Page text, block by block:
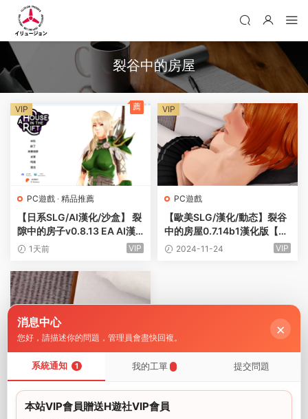
裂谷中的房屋
PC遊戲 · 精品推薦
【日系SLG/AI漢化/沙盒】 裂
隙中的房子v0.8.13 EA AI漢
化版【PC/11.2G/更新】A Ho
(别名:裂谷中的房屋)
1天前 VIP
VIP 薦
PC遊戲
【歐美SLG/漢化/動态】裂谷
中的房屋0.7.14b1漢化版【P
C/8.67G/更新】
2024-11-24 VIP
VIP
PC遊戲
【歐美SLG/動态/漢化】裂谷
中的房屋0.7.12r3漢化版【P
C/更新/8.16G】
消息中心
您好，請描述你的問題，管理員會盡快回複。 ×
系統通知 1 我的工單 提交問題
本站VIP會員贈送H遊社VIP會員